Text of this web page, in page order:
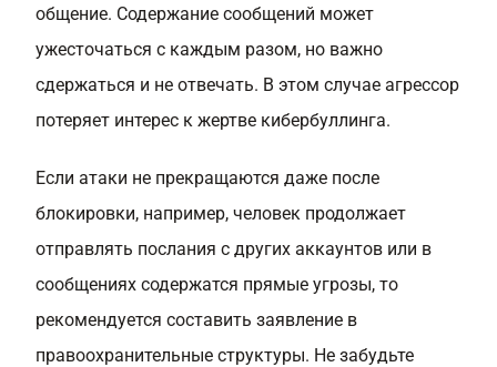
общение. Содержание сообщений может
ужесточаться с каждым разом, но важно
сдержаться и не отвечать. В этом случае агрессор
потеряет интерес к жертве кибербуллинга.
Если атаки не прекращаются даже после
блокировки, например, человек продолжает
отправлять послания с других аккаунтов или в
сообщениях содержатся прямые угрозы, то
рекомендуется составить заявление в
правоохранительные структуры. Не забудьте